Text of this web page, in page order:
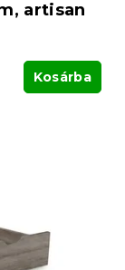
artisan
Kosárba